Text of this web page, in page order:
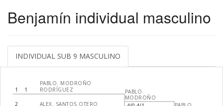
Benjamín individual masculino
INDIVIDUAL SUB 9 MASCULINO
1 1
PABLO. MODROÑO
RODRÍGUEZ
2 ALEX. SANTOS OTERO
PABLO
MODROÑO